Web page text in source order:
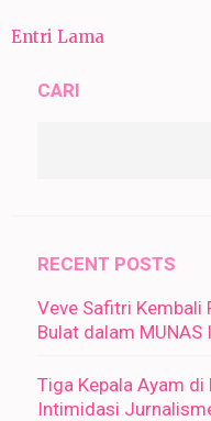
Entri Lama
CARI
RECENT POSTS
Veve Safitri Kembali
Bulat dalam MUNAS
Tiga Kepala Ayam di
Intimidasi